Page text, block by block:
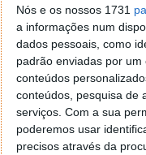
Nós e os nossos 1731
a informações num
dados pessoais, como
padrão enviadas por
conteúdos
conteúdos, pesquisa de
serviços. Com a sua
poderemos usar
precisos através da
Porque é que
Segundo os
que ver com a
ferramentas. Os
probabilísticos, ou
difundida, não